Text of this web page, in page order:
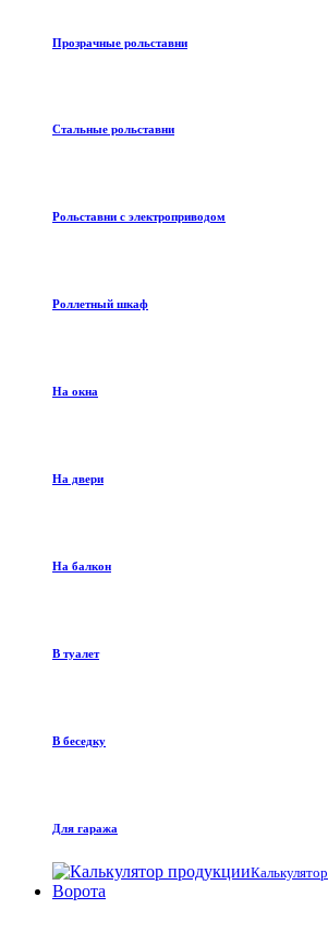
Прозрачные рольставни
Стальные рольставни
Рольставни с электроприводом
Роллетный шкаф
На окна
На двери
На балкон
В туалет
В беседку
Для гаража
Калькулятор
Ворота